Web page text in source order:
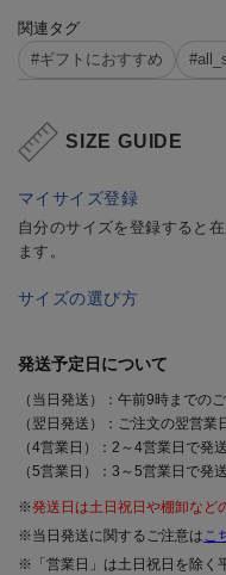
関連タグ
#ギフトにおすすめ
SIZE GUIDE
マイサイズ登録
自分のサイズを登録すると
ます。
サイズの選び方
発送予定日について
（当日発送）：午前9時までの
（翌日発送）：ご注文の翌営業
（4営業日）：2～4営業日で発
（5営業日）：3～5営業日で発
※発送日は土日祝日や棚卸など
※当日発送に関するご注意はこ
※「営業日」は土日祝日を除く